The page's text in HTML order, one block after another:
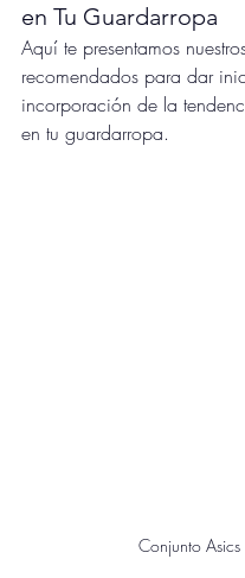
en Tu Guardarropa
Aquí te presentamos
recomendados para dar
incorporación de la
en tu guardarropa.
Conjunto Asics